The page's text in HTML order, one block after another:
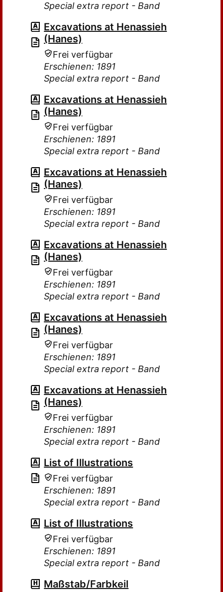
Special extra report - Band
Excavations at Henassieh
(Hanes)
Frei verfügbar
Erschienen: 1891
Special extra report - Band
Excavations at Henassieh
(Hanes)
Frei verfügbar
Erschienen: 1891
Special extra report - Band
Excavations at Henassieh
(Hanes)
Frei verfügbar
Erschienen: 1891
Special extra report - Band
Excavations at Henassieh
(Hanes)
Frei verfügbar
Erschienen: 1891
Special extra report - Band
Excavations at Henassieh
(Hanes)
Frei verfügbar
Erschienen: 1891
Special extra report - Band
Excavations at Henassieh
(Hanes)
Frei verfügbar
Erschienen: 1891
Special extra report - Band
List of Illustrations
Frei verfügbar
Erschienen: 1891
Special extra report - Band
List of Illustrations
Frei verfügbar
Erschienen: 1891
Special extra report - Band
Maßstab/Farbkeil